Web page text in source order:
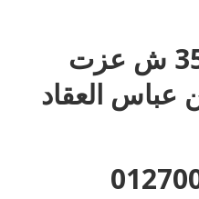
فرع مدينة نصر : 35 ش عزت
عباس العقاد